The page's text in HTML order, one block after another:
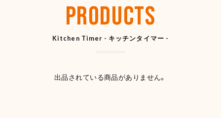
PRODUCTS
Kitchen Timer - キッチンタイマー -
出品されている商品がありません。